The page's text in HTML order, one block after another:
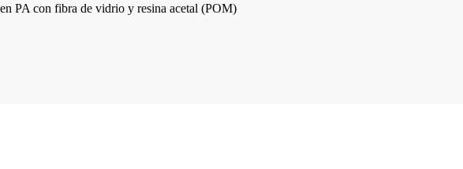
PA con fibra de vidrio y resina acetal (POM)